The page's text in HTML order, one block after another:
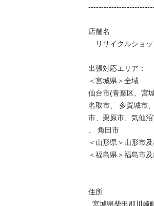
店舗名
リサイクルショッ
出張対応エリア：
＜宮城県＞全域
仙台市(青葉区、宮
名取市、 多賀城市
市、栗原市、気仙
、 角田市
＜山形県＞山形市
＜福島県＞福島市
住所